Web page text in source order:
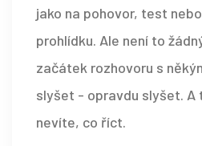
jako na pohovor, test
prohlídku. Ale není to
začátek rozhovoru s
slyšet - opravdu slyšet. A
nevíte, co říct.